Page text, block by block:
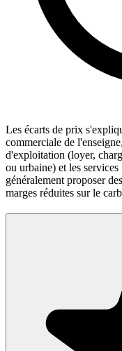
Les écarts de prix
commerciale de
d'exploitation (loyer,
ou urbaine) et les
généralement proposer
marges réduites sur le